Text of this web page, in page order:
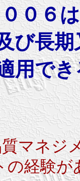
０６
び長
用でき
マネジ
経験